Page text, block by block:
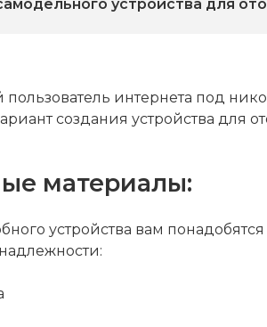
устройства для
интернета под
создания устройства для
материалы:
устройства вам